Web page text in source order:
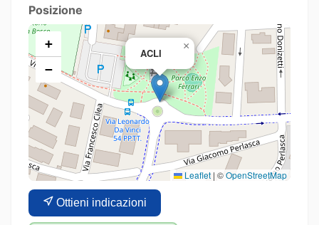
Posizione
ACLI
×
+
−
Leaflet | ©OpenStreetMap
Ottieni indicazioni